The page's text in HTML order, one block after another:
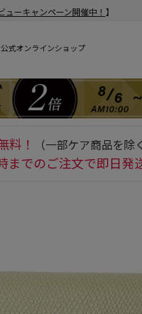
ューキャンペーン開催中！ 】
式オンラインショップ
料！ （一部ケア商品を除
までのご注文で即日発